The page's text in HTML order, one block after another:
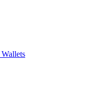
Wallets